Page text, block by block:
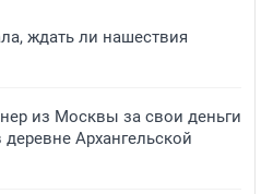
ждать ли нашествия
из Москвы за свои деньги
Архангельской